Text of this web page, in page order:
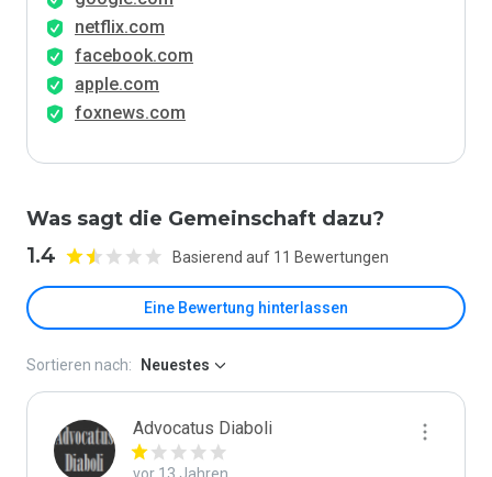
netflix.com
facebook.com
apple.com
foxnews.com
Was sagt die Gemeinschaft dazu?
1.4 Basierend auf 11 Bewertungen
Eine Bewertung hinterlassen
Sortieren nach: Neuestes
Advocatus Diaboli